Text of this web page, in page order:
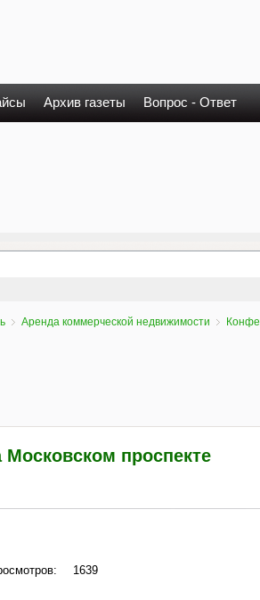
Архив газеты Вопрос - Ответ
Аренда коммерческой недвижимости
проспекте
1639